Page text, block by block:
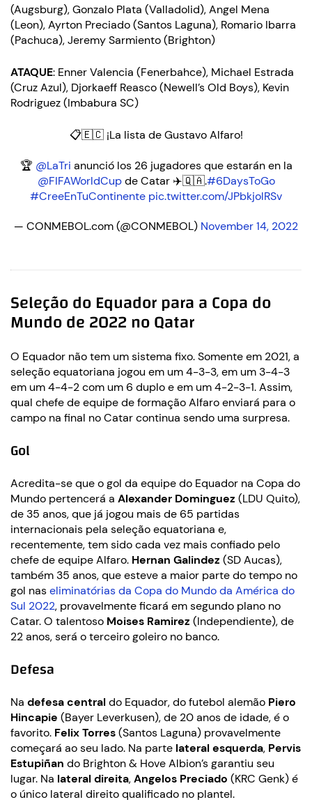
(Augsburg), Gonzalo Plata (Valladolid), Angel Mena
(Leon), Ayrton Preciado (Santos Laguna), Romario Ibarra
(Pachuca), Jeremy Sarmiento (Brighton)
ATAQUE: Enner Valencia (Fenerbahce), Michael Estrada
(Cruz Azul), Djorkaeff Reasco (Newell’s Old Boys), Kevin
Rodriguez (Imbabura SC)
📋🇪🇨 ¡La lista de Gustavo Alfaro!
🏆 @LaTri anunció los 26 jugadores que estarán en la
@FIFAWorldCupde Catar ✈️🇶🇦.#6DaysToGo
#CreeEnTuContinente pic.twitter.com/JPbkjolRSv
— CONMEBOL.com (@CONMEBOL) November 14, 2022
Seleção do Equador para a Copa do
Mundo de 2022 no Qatar
O Equador não tem um sistema fixo. Somente em 2021, a
seleção equatoriana jogou em um 4-3-3, em um 3-4-3
em um 4-4-2 com um 6 duplo e em um 4-2-3-1. Assim,
qual chefe de equipe de formação Alfaro enviará para o
campo na final no Catar continua sendo uma surpresa.
Gol
Acredita-se que o gol da equipe do Equador na Copa do
Mundo pertencerá a Alexander Dominguez (LDU Quito),
de 35 anos, que já jogou mais de 65 partidas
internacionais pela seleção equatoriana e,
recentemente, tem sido cada vez mais confiado pelo
chefe de equipe Alfaro. Hernan Galindez (SD Aucas),
também 35 anos, que esteve a maior parte do tempo no
gol naseliminatórias da Copa do Mundo da América do
Sul 2022, provavelmente ficará em segundo plano no
Catar. O talentoso Moises Ramirez (Independiente), de
22 anos, será o terceiro goleiro no banco.
Defesa
Na defesa centraldo Equador, do futebol alemão Piero
Hincapie (Bayer Leverkusen), de 20 anos de idade, é o
favorito. Felix Torres(Santos Laguna) provavelmente
começará ao seu lado. Na parte lateral esquerda, Pervis
Estupiñan do Brighton & Hove Albion’s garantiu seu
lugar. Na lateral direita,Angelos Preciado (KRC Genk) é
o único lateral direito qualificado no plantel.